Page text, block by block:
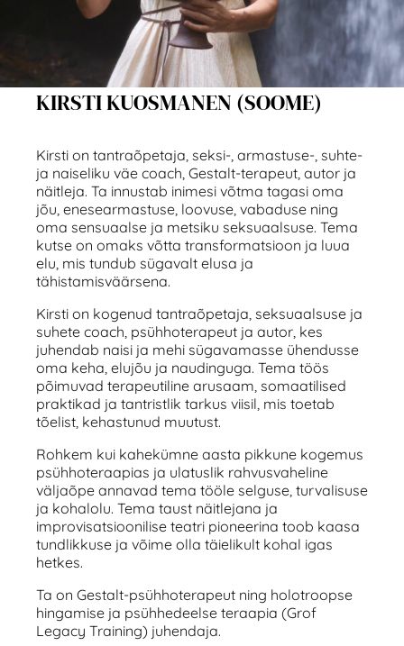
KIRSTI KUOSMANEN (SOOME)
Kirsti on tantraõpetaja, seksi-, armastuse-, suhte-
ja naiseliku väe coach, Gestalt-terapeut, autor ja
näitleja. Ta innustab inimesi võtma tagasi oma
jõu, enesearmastuse, loovuse, vabaduse ning
oma sensuaalse ja metsiku seksuaalsuse. Tema
kutse on omaks võtta transformatsioon ja luua
elu, mis tundub sügavalt elusa ja
tähistamisväärsena.
Kirsti on kogenud tantraõpetaja, seksuaalsuse ja
suhete coach, psühhoterapeut ja autor, kes
juhendab naisi ja mehi sügavamasse ühendusse
oma keha, elujõu ja naudinguga. Tema töös
põimuvad terapeutiline arusaam, somaatilised
praktikad ja tantristlik tarkus viisil, mis toetab
tõelist, kehastunud muutust.
Rohkem kui kahekümne aasta pikkune kogemus
psühhoteraapias ja ulatuslik rahvusvaheline
väljaõpe annavad tema tööle selguse, turvalisuse
ja kohalolu. Tema taust näitlejana ja
improvisatsioonilise teatri pioneerina toob kaasa
tundlikkuse ja võime olla täielikult kohal igas
hetkes.
Ta on Gestalt-psühhoterapeut ning holotroopse
hingamise ja psühhedeelse teraapia (Grof
Legacy Training) juhendaja.